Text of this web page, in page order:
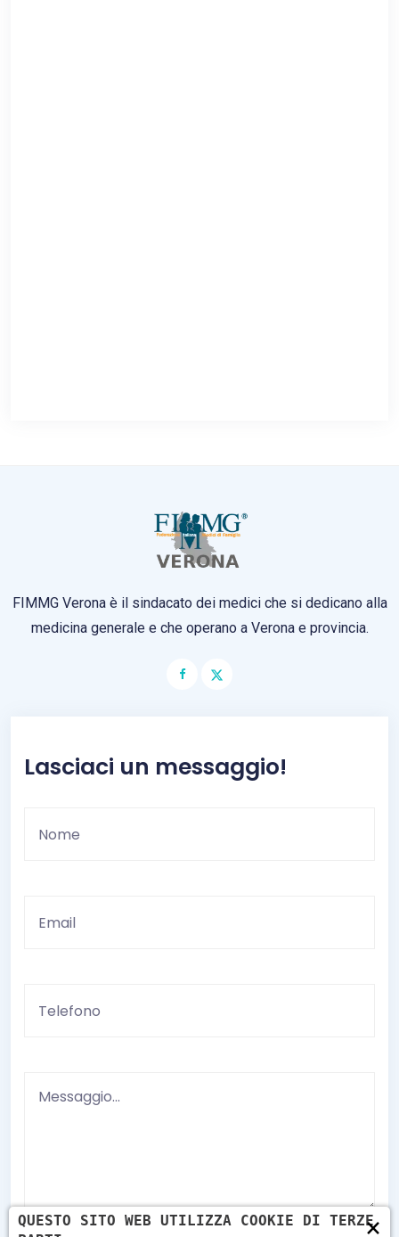
FIMMG Verona è il sindacato dei medici che si dedicano alla
medicina generale e che operano a Verona e provincia.
Lasciaci un messaggio!
×
QUESTO SITO WEB UTILIZZA COOKIE DI TERZE